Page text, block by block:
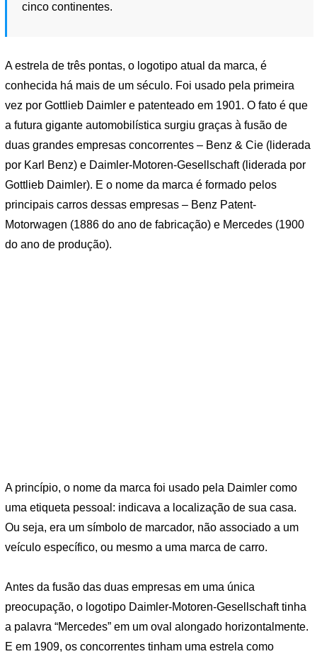
cinco continentes.
A estrela de três pontas, o logotipo atual da marca, é
conhecida há mais de um século. Foi usado pela primeira
vez por Gottlieb Daimler e patenteado em 1901. O fato é que
a futura gigante automobilística surgiu graças à fusão de
duas grandes empresas concorrentes – Benz & Cie (liderada
por Karl Benz) e Daimler-Motoren-Gesellschaft (liderada por
Gottlieb Daimler). E o nome da marca é formado pelos
principais carros dessas empresas – Benz Patent-
Motorwagen (1886 do ano de fabricação) e Mercedes (1900
do ano de produção).
A princípio, o nome da marca foi usado pela Daimler como
uma etiqueta pessoal: indicava a localização de sua casa.
Ou seja, era um símbolo de marcador, não associado a um
veículo específico, ou mesmo a uma marca de carro.
Antes da fusão das duas empresas em uma única
preocupação, o logotipo Daimler-Motoren-Gesellschaft tinha
a palavra “Mercedes” em um oval alongado horizontalmente.
E em 1909, os concorrentes tinham uma estrela como